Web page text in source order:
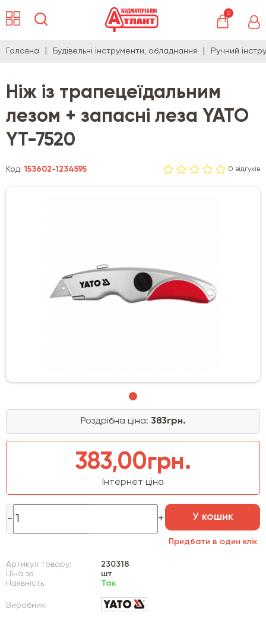
0
Головна Будівельні інструменти, обладнання Ручний
Ніж із трапецеїдальним
лезом + запасні леза YATO
YT-7520
Код:153602-1234595 0 відгуків
Роздрібна ціна: 383грн.
383,00грн.
Інтернет ціна
У кошик
Придбати в один клік
Артикул товару:
230318
Ціна за
шт
Наявність:
Так
Виробник: